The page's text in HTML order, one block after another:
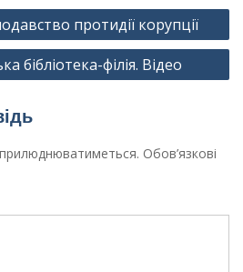
протидії корупції
бібліотека-філія. Відео
Обов’язкові